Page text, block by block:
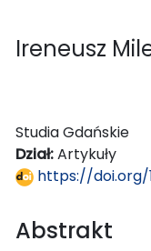
Ireneusz
Studia Gdańskie
Dział:Artykuły
https://doi.org/
Abstrakt